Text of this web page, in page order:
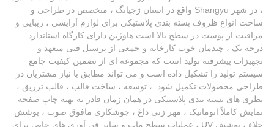
، در شهر Shangyu واقع در استان ژجیانگ ، متخصص در طراحی و
ساخت انواع ظروف بسته بندی پلاستیکی برای لوازم آرایشی ، زیبایی و
مراقبت از پوست در سطح بالا است.هاوژین دارای کارگاه استاندارد
درجه یک ، چیدمان خوب کارخانه و جمعی از پرسنل فنی متعهد و
تجهیزات پیشرفته تولید است که مجموعه ای از تضمین کیفیت جامع
سیستم تولید را تشکیل داده است و می تواند مطابق با نیاز مشتریان در
طراحی محصولات تکمیل شود. ، توسعه ، ساخت قالب ، قالب تزریق ،
بطری های بسته بندی پلاستیکی در همان زمان قادر به تهیه چاپ صفحه
نمایش کاملاً اتوماتیک ، مهر زنی داغ ، جوشکاری مافوق صوت ، پوشش
خلاء ، پوشش UV ، عملیات سطح مات و سایر فن آوری های خاص.برای